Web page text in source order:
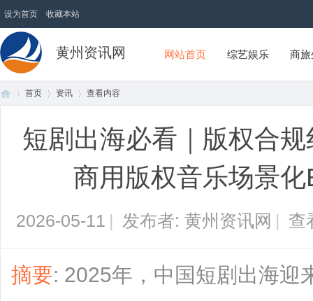
设为首页 收藏本站
黄州资讯网 网站首页 综艺娱乐 商
首页
›
资讯 查看内容
短剧出海必看｜版权合
商用版权音乐场景
2026-05-11 | 发布者: 黄州资讯网 | 查
摘要: 2025年，中国短剧出海迎